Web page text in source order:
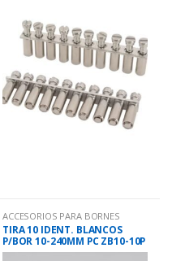
ACCESORIOS PARA BORNES
TIRA 10 IDENT. BLANCOS
P/BOR 10-240MM PC ZB10-10P